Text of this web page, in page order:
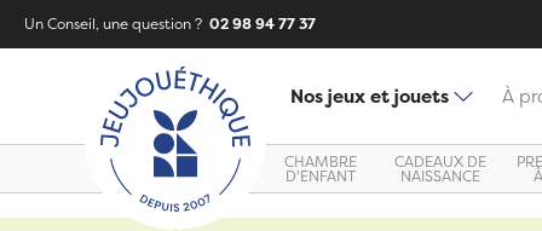
Un Conseil, une question ? 02 98 94 77 37
Nos jeux et jouets À
CHAMBRE
D'ENFANT
CADEAUX DE
NAISSANCE